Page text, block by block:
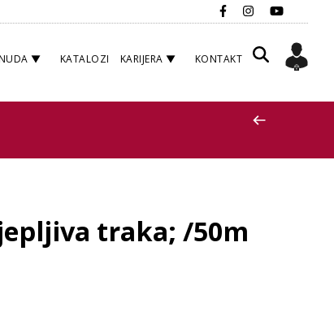
KATALOZI KARIJERA KONTAKT
traka; /50m